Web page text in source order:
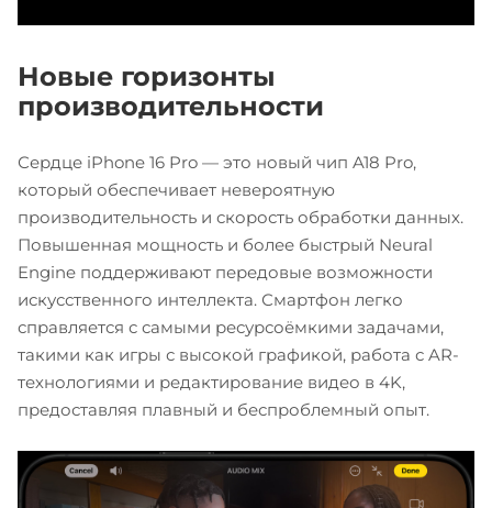
Новые горизонты
производительности
Сердце iPhone 16 Pro — это новый чип A18 Pro,
который обеспечивает невероятную
производительность и скорость обработки данных.
Повышенная мощность и более быстрый Neural
Engine поддерживают передовые возможности
искусственного интеллекта. Смартфон легко
справляется с самыми ресурсоёмкими задачами,
такими как игры с высокой графикой, работа с AR-
технологиями и редактирование видео в 4K,
предоставляя плавный и беспроблемный опыт.